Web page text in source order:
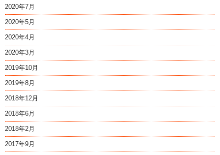
2020年7月
2020年5月
2020年4月
2020年3月
2019年10月
2019年8月
2018年12月
2018年6月
2018年2月
2017年9月